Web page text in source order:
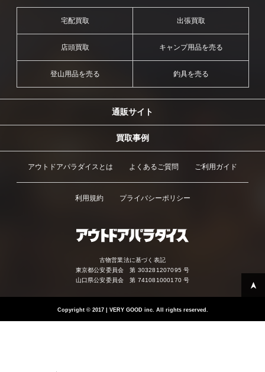
宅配買取 出張買取
店頭買取 キャンプ用品を売る
登山用品を売る 釣具を売る
通販サイト
買取事例
アウトドアパラダイスとは よくあるご質問 ご利用ガイド
利用規約 プライバシーポリシー
古物営業法に基づく表記
東京都公安委員会 第 303281207095 号
山口県公安委員会 第 741081000170 号
Copyright ©2017 | VERY GOOD inc. All rights reserved.